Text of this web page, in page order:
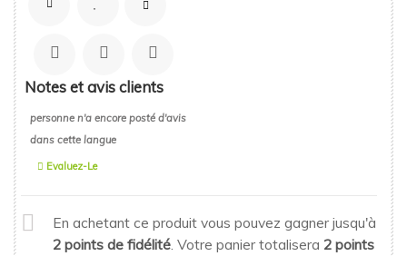
Notes et avis clients
personne n'a encore posté d'avis
dans cette langue
Evaluez-Le
En achetant ce produit vous pouvez gagner jusqu'à
2 points de fidélité. Votre panier totalisera 2 points